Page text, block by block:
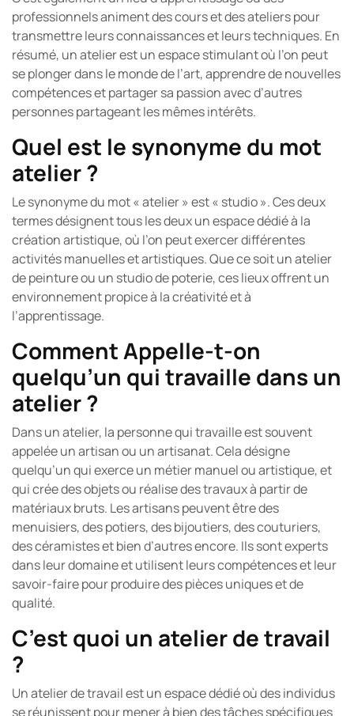
professionnels animent des cours et des ateliers pour
transmettre leurs connaissances et leurs techniques. En
résumé, un atelier est un espace stimulant où l’on peut
se plonger dans le monde de l’art, apprendre de nouvelles
compétences et partager sa passion avec d’autres
personnes partageant les mêmes intérêts.
Quel est le synonyme du mot
atelier ?
Le synonyme du mot « atelier » est « studio ». Ces deux
termes désignent tous les deux un espace dédié à la
création artistique, où l’on peut exercer différentes
activités manuelles et artistiques. Que ce soit un atelier
de peinture ou un studio de poterie, ces lieux offrent un
environnement propice à la créativité et à
l’apprentissage.
Comment Appelle-t-on
quelqu’un qui travaille dans un
atelier ?
Dans un atelier, la personne qui travaille est souvent
appelée un artisan ou un artisanat. Cela désigne
quelqu’un qui exerce un métier manuel ou artistique, et
qui crée des objets ou réalise des travaux à partir de
matériaux bruts. Les artisans peuvent être des
menuisiers, des potiers, des bijoutiers, des couturiers,
des céramistes et bien d’autres encore. Ils sont experts
dans leur domaine et utilisent leurs compétences et leur
savoir-faire pour produire des pièces uniques et de
qualité.
C’est quoi un atelier de travail
?
Un atelier de travail est un espace dédié où des individus
se réunissent pour mener à bien des tâches spécifiques